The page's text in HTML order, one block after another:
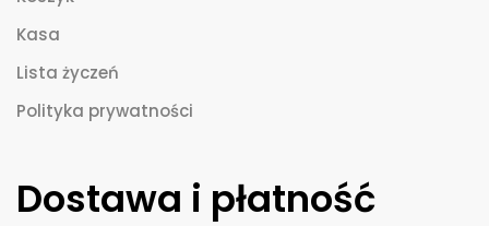
Kasa
Lista życzeń
Polityka prywatności
Dostawa i płatność